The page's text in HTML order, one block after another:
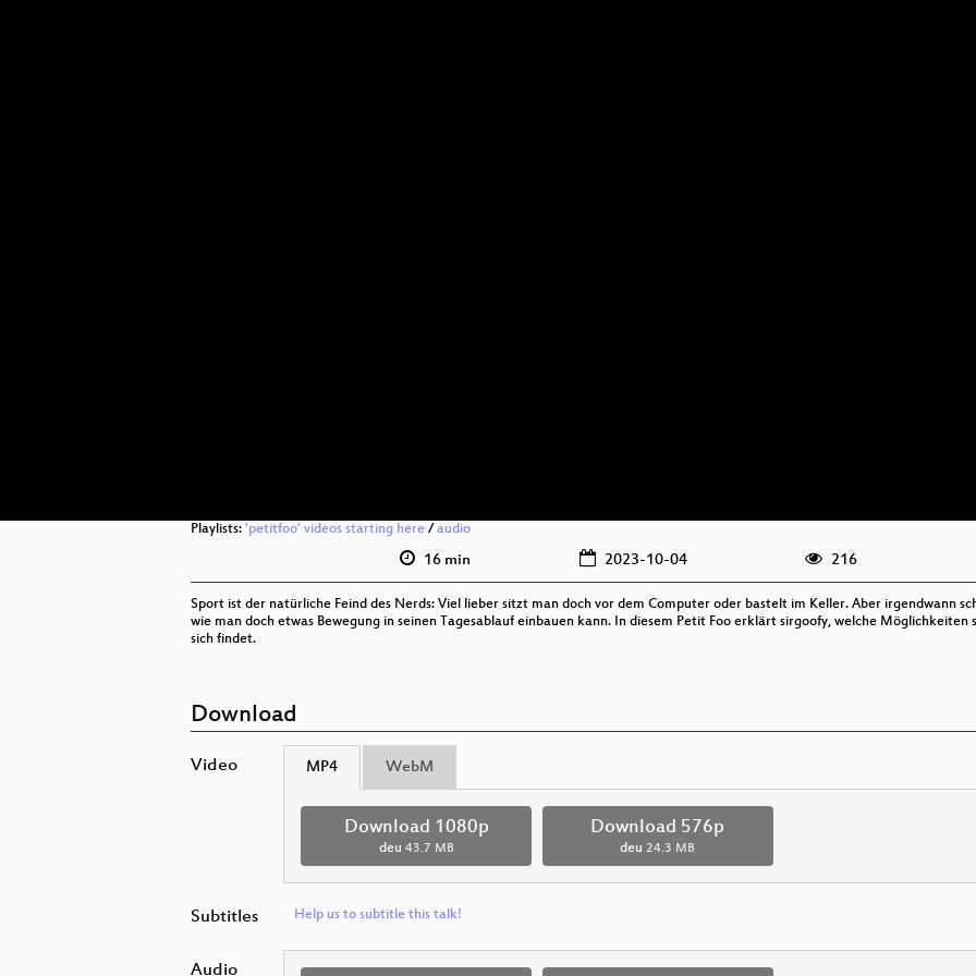
Playlists: 'petitfoo' videos starting here / audio
16 min 2023-10-04 216
Sport ist der natürliche Feind des Nerds: Viel lieber sitzt man doch vor dem Computer oder bastelt im Keller. Aber irgendwann
wie man doch etwas Bewegung in seinen Tagesablauf einbauen kann. In diesem Petit Foo erklärt sirgoofy, welche Möglichkeiten
sich findet.
Download
Video MP4 WebM
Download 1080p
deu 43.7 MB
Download 576p
deu 24.3 MB
Subtitles Help us to subtitle this talk!
Audio